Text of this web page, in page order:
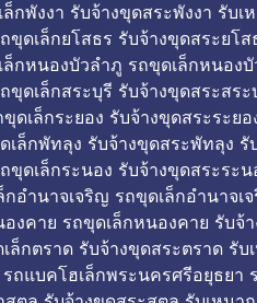
กพังงา รับจ้างขุดสระพังงา รับเ
ดเล็กยโสธร รับจ้างขุดสระยโ
กหนองบัวลำภู รถขุดเล็กหนอ
ดเล็กสระบุรี รับจ้างขุดสระสร
ดเล็กระยอง รับจ้างขุดสระระย
ล็กพัทลุง รับจ้างขุดสระพัทลุง
ดเล็กระนอง รับจ้างขุดสระระ
อำนาจเจริญ รถขุดเล็กอำนาจ
งคาย รถขุดเล็กหนองคาย รับ
ล็กตราด รับจ้างขุดสระตราด รั
แบคโฮเล็กพระนครศรีอยุธย